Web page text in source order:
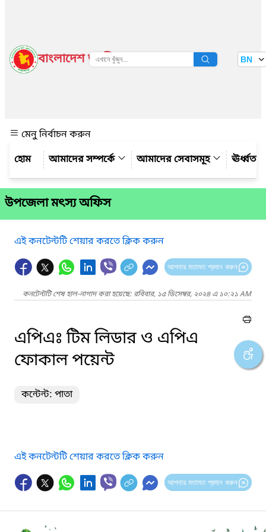
বাংলাদেশ জাতীয় তথ্য বাতায়ন BN
মেনু নির্বাচন করুন
আমাদের সম্পর্কে
আমাদের সেবাসমূহ
উপজেলা মৎস্য অফিস
এই কনটেন্টটি শেয়ার করতে ক্লিক করুন
আপনার মতামত প্রদান করুন
কনটেন্টটি শেষ হাল-নাগাদ করা হয়েছে: রবিবার, ১৫ ডিসেম্বর, ২০২৪ এ ১০:২১ AM
এপিএঃ টিম লিডার ও এপিএ
ফোকাল পয়েন্ট
কন্টেন্ট: পাতা
এই কনটেন্টটি শেয়ার করতে ক্লিক করুন
আপনার মতামত প্রদান করুন